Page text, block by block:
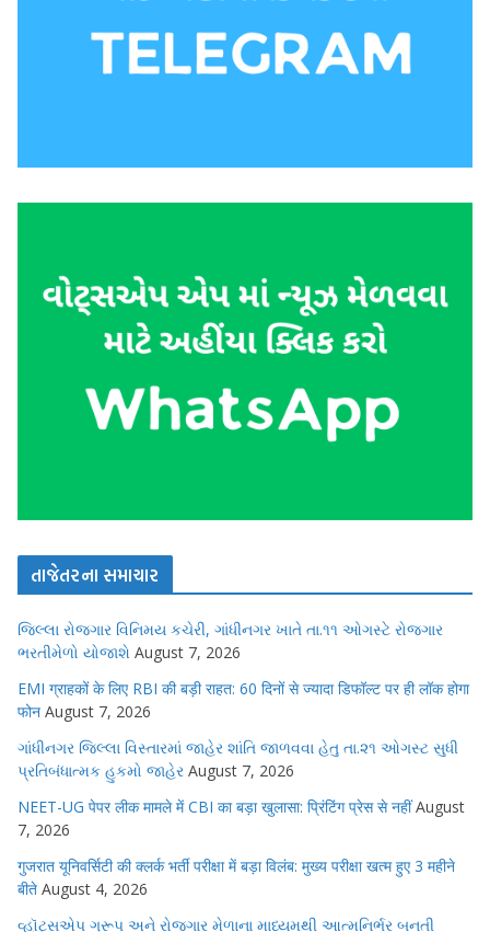
તાજેતરના સમાચાર
જિલ્લા રોજગાર વિનિમય કચેરી, ગાંધીનગર ખાતે તા.૧૧ ઓગસ્ટે રોજગાર
ભરતીમેળો યોજાશે August 7, 2026
EMI ग्राहकों के लिए RBI की बड़ी राहत: 60 दिनों से ज्यादा डिफॉल्ट पर ही लॉक होगा
फोन August 7, 2026
ગાંધીનગર જિલ્લા વિસ્તારમાં જાહેર શાંતિ જાળવવા હેતુ તા.૨૧ ઓગસ્ટ સુધી
પ્રતિબંધાત્મક હુકમો જાહેર August 7, 2026
NEET-UG पेपर लीक मामले में CBI का बड़ा खुलासा: प्रिंटिंग प्रेस से नहीं August
7, 2026
गुजरात यूनिवर्सिटी की क्लर्क भर्ती परीक्षा में बड़ा विलंब: मुख्य परीक्षा खत्म हुए 3 महीने
बीते August 4, 2026
વ્હૉટ્સએપ ગ્રૂપ અને રોજગાર મેળાના માધ્યમથી આત્મનિર્ભર બનતી